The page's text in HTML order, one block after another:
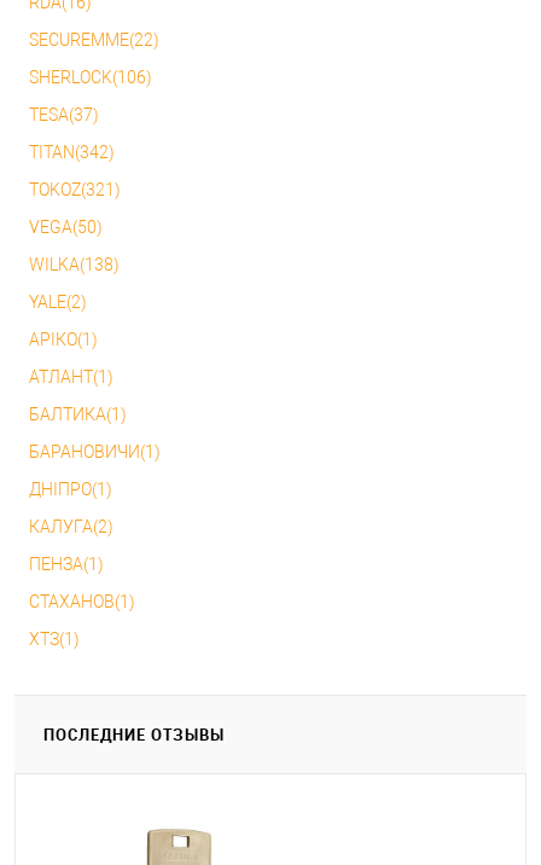
SECUREMME(22)
SHERLOCK(106)
TESA(37)
TITAN(342)
TOKOZ(321)
VEGA(50)
WILKA(138)
YALE(2)
АРІКО(1)
АТЛАНТ(1)
БАЛТИКА(1)
БАРАНОВИЧИ(1)
ДНІПРО(1)
КАЛУГА(2)
ПЕНЗА(1)
СТАХАНОВ(1)
ХТЗ(1)
ПОСЛЕДНИЕ ОТЗЫВЫ